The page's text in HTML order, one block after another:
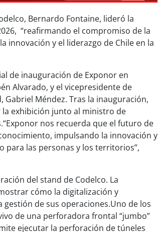
Bernardo Fontaine, lideró la
“reafirmando el compromiso de la
innovación y el liderazgo de Chile en la
de inauguración de Exponor en
Alvarado, y el vicepresidente de
Méndez. Tras la inauguración,
exhibición junto al ministro de
nos recuerda que el futuro de
impulsando la innovación y
las personas y los territorios”,
del stand de Codelco. La
cómo la digitalización y
de sus operaciones.Uno de los
de una perforadora frontal “jumbo”
ejecutar la perforación de túneles